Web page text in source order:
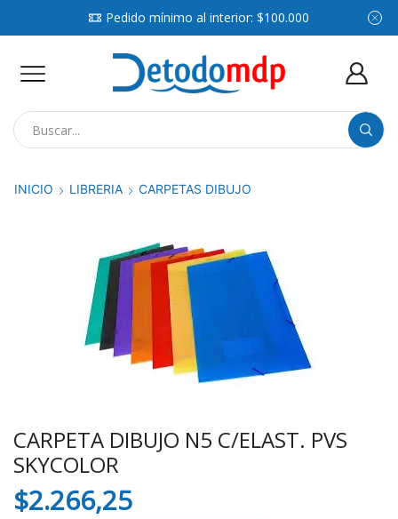
Pedido mínimo al interior: $100.000
INICIO LIBRERIA CARPETAS DIBUJO
CARPETA DIBUJO N5 C/ELAST. PVS
SKYCOLOR
$2.266,25